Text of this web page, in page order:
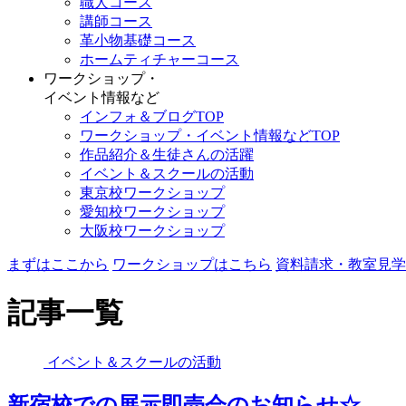
講師コース
革小物基礎コース
ホームティチャーコース
ワークショップ・
イベント情報など
インフォ＆ブログTOP
ワークショップ・イベント情報などTOP
作品紹介＆生徒さんの活躍
イベント＆スクールの活動
東京校ワークショップ
愛知校ワークショップ
大阪校ワークショップ
まずはここから ワークショップはこちら 資料請求・教室見
記事一覧
イベント＆スクールの活動